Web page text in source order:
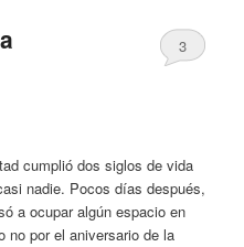
3
cumplió dos siglos de vida
nadie. Pocos días después,
a ocupar algún espacio en
no por el aniversario de la